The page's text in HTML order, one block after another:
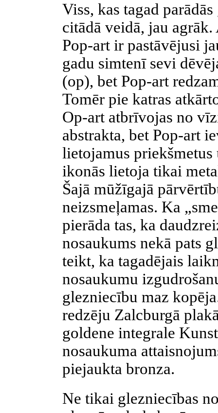
Viss, kas tagad
citādā veidā, jau
Pop-art ir pastāvējusi
gadu simtenī sevi
(op), bet Pop-art
Tomēr pie katras
Op-art atbrīvojas no
abstrakta, bet Pop-art
lietojamus priekšmetus
ikonās lietoja tikai
Šajā mūžīgajā
neizsmeļamas. Ka
pierāda tas, ka
nosaukums nekā pats
teikt, ka tagadējais
nosaukumu
glezniecību maz
redzēju Zalcburgā
goldene integrale
nosaukuma
piejaukta bronza.
Ne tikai glezniecības